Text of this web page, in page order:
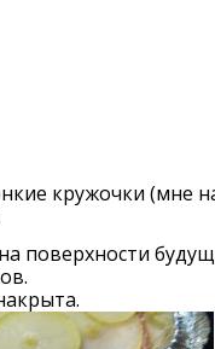
кружочки (мне
поверхности